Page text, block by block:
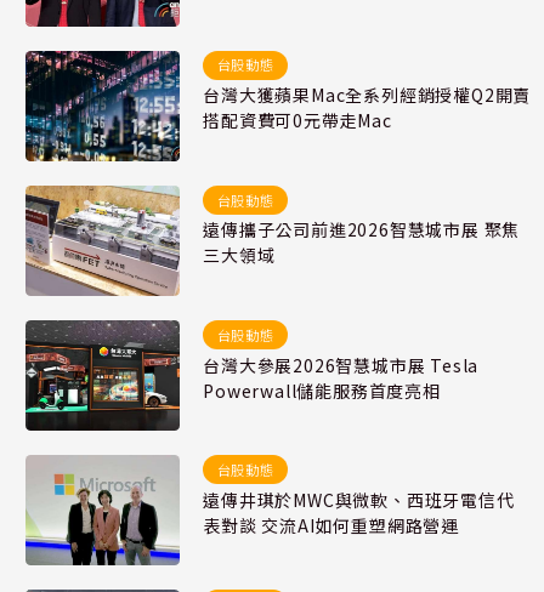
台股動態
台灣大獲蘋果Mac全系列經銷授權Q2開賣
搭配資費可0元帶走Mac
台股動態
遠傳攜子公司前進2026智慧城市展 聚焦
三大領域
台股動態
台灣大參展2026智慧城市展 Tesla
Powerwall儲能服務首度亮相
台股動態
遠傳井琪於MWC與微軟、西班牙電信代
表對談 交流AI如何重塑網路營運